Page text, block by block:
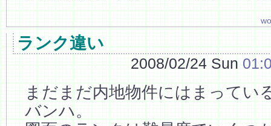
ランク違い
2008/02/24 Sun
まだまだ内地物件にはまってい
バンハ。